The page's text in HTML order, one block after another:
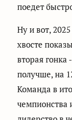
поедет
Ну и вот,
хвосте
вторая
получше, на
Команда в
чемпионства